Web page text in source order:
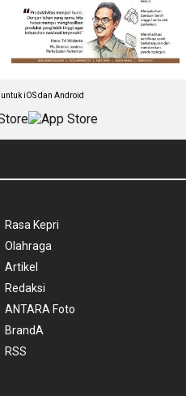
iOS dan Android
Rasa Kepri
Olahraga
Artikel
Redaksi
ANTARA Foto
BrandA
RSS